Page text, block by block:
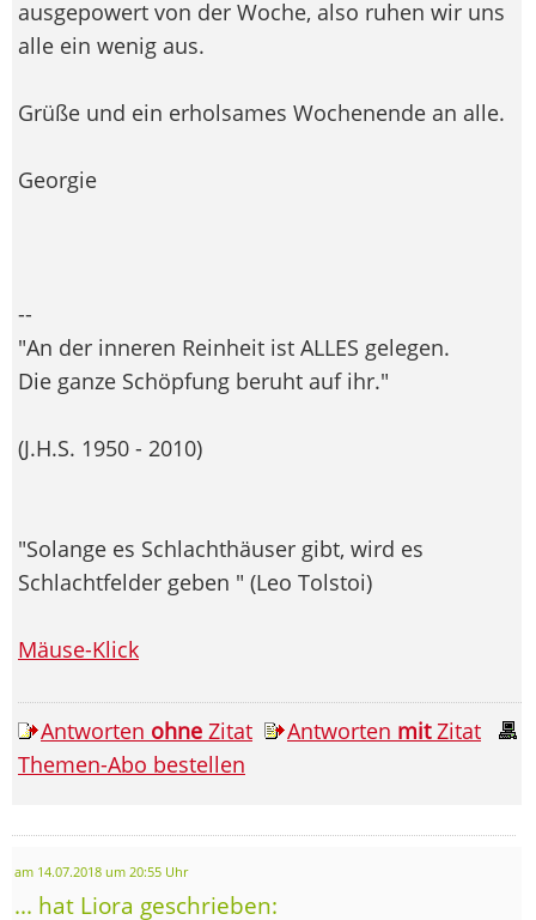
ausgepowert von der Woche, also ruhen wir uns
alle ein wenig aus.
Grüße und ein erholsames Wochenende an alle.
Georgie
--
"An der inneren Reinheit ist ALLES gelegen.
Die ganze Schöpfung beruht auf ihr."
(J.H.S. 1950 - 2010)
"Solange es Schlachthäuser gibt, wird es
Schlachtfelder geben " (Leo Tolstoi)
Mäuse-Klick
Antworten ohne Zitat Antworten mitZitat
Themen-Abo bestellen
am 14.07.2018 um 20:55 Uhr
... hat Liora geschrieben: